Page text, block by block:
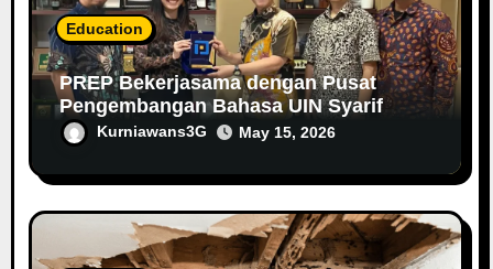
Education
PREP Bekerjasama dengan Pusat
Pengembangan Bahasa UIN Syarif
Hidayatullah Jakarta dalam
Menyediakan Pelatihan Bahasa Inggris
Berbasis AI
Kurniawans3G May 15, 2026